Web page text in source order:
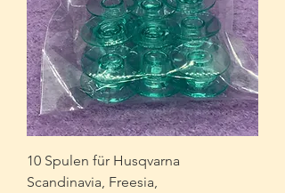
10 Spulen für Husqvarna
Scandinavia, Freesia,